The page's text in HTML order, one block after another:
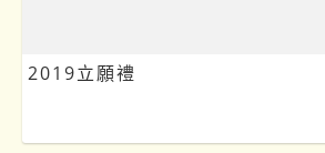
2019立願禮